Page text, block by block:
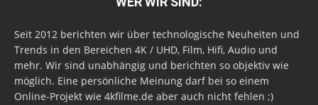
Seit 2012 berichten wir über technologische Neuheiten und
Trends in den Bereichen 4K / UHD, Film, Hifi, Audio und
mehr. Wir sind unabhängig und berichten so objektiv wie
möglich. Eine persönliche Meinung darf bei so einem
Online-Projekt wie 4kfilme.de aber auch nicht fehlen ;)